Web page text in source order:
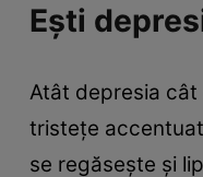
Ești
Atât depresia cât
tristețe
se regăsește și